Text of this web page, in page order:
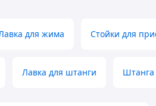
для жима Стойки для
Лавка для штанги Штанга